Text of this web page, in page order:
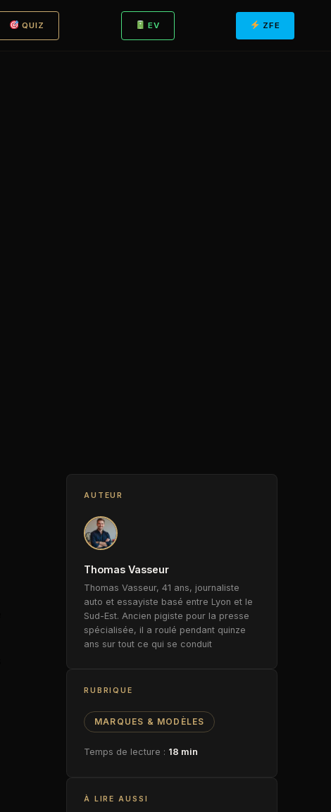
QUIZ EV ZFE
AUTEUR
Thomas Vasseur
Thomas Vasseur, 41 ans, journaliste
auto et essayiste basé entre Lyon et le
Sud-Est. Ancien pigiste pour la presse
spécialisée, il a roulé pendant quinze
ans sur tout ce qui se conduit
RUBRIQUE
MARQUES & MODÈLES
Temps de lecture : 18 min
À LIRE AUSSI